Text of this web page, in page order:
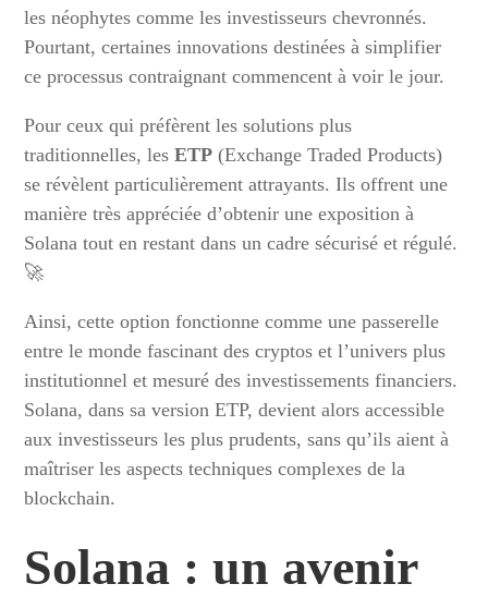
les néophytes comme les investisseurs chevronnés.
Pourtant, certaines innovations destinées à simplifier
ce processus contraignant commencent à voir le jour.
Pour ceux qui préfèrent les solutions plus
traditionnelles, lesETP (Exchange Traded Products)
se révèlent particulièrement attrayants. Ils offrent une
manière très appréciée d’obtenir une exposition à
Solana tout en restant dans un cadre sécurisé et régulé.
🚀
Ainsi, cette option fonctionne comme une passerelle
entre le monde fascinant des cryptos et l’univers plus
institutionnel et mesuré des investissements financiers.
Solana, dans sa version ETP, devient alors accessible
aux investisseurs les plus prudents, sans qu’ils aient à
maîtriser les aspects techniques complexes de la
blockchain.
Solana : un avenir